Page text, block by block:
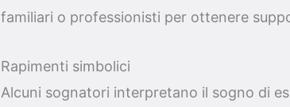
familiari o professionisti per ottenere
Rapimenti simbolici
Alcuni sognatori interpretano il sogno di